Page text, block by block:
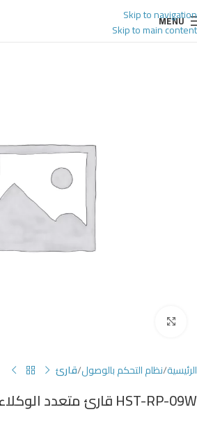
Skip to navigation
Skip to main content
MENU
الرئيسية نظام التحكم بالوصول قارئ
HST-RP-09W قارئ متعدد الوكلاء